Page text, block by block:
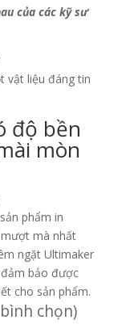
của các kỹ sư
vật liệu đáng tin
độ bền
mòn
phẩm in
mà nhất
ngặt Ultimaker
bảo được
cho sản phẩm.
chọn)